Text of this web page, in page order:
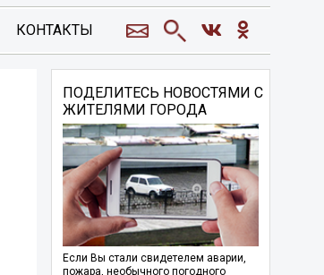
КОНТАКТЫ
ПОДЕЛИТЕСЬ НОВОСТЯМИ С
ЖИТЕЛЯМИ ГОРОДА
Если Вы стали свидетелем аварии,
пожара, необычного погодного